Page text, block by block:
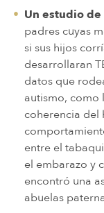
Un estudio de
padres cuyas
si sus hijos
desarrollaran
datos que
autismo, como
coherencia del
entre el
el embarazo y
encontró una
abuelas